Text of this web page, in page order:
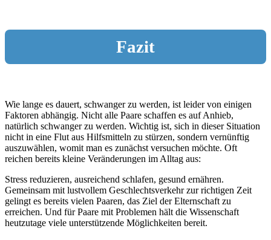
Fazit
Wie lange es dauert, schwanger zu werden, ist leider von einigen
Faktoren abhängig. Nicht alle Paare schaffen es auf Anhieb,
natürlich schwanger zu werden. Wichtig ist, sich in dieser Situation
nicht in eine Flut aus Hilfsmitteln zu stürzen, sondern vernünftig
auszuwählen, womit man es zunächst versuchen möchte. Oft
reichen bereits kleine Veränderungen im Alltag aus:
Stress reduzieren, ausreichend schlafen, gesund ernähren.
Gemeinsam mit lustvollem Geschlechtsverkehr zur richtigen Zeit
gelingt es bereits vielen Paaren, das Ziel der Elternschaft zu
erreichen. Und für Paare mit Problemen hält die Wissenschaft
heutzutage viele unterstützende Möglichkeiten bereit.